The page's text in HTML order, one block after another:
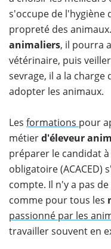
s'occupe de l'hygiène
propreté des
animaliers, il pourra
vétérinaire, puis
sevrage, il a la
adopter les animaux.
Les formations pour
métierd'éleveur
préparer le candidat
obligatoire (ACACED)
compte. Il n'y a pas
comme pour tous les
passionné par les
travailler souvent en